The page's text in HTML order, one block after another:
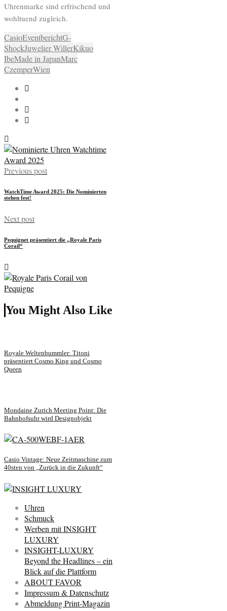
Uhrenmarke sind erfrischend und
wohltuend zugleich.
CasioEventberichtG-
ShockJuwelier WillerKikuo
IbeMade in JapanMarc
CzemperWien
Previous post
WatchTime Award 2025: Die Nominierten
stehen fest!
Next post
Pequignet präsentiert die „Royale Paris
Corail“
You Might Also Like
Royale Weltenbummler: Titoni
präsentiert Cosmo King und Cosmo
Queen
Mondaine Zurich Meeting Point: Die
Bahnhofsuhr wird Designobjekt
Casio Vintage: Neue Zeitmaschine zum
40sten von „Zurück in die Zukunft“
Uhren
Schmuck
Werben mit INSIGHT
LUXURY
INSIGHT-LUXURY
Beyond the Headlines – ein
Blick auf die Plattform
ABOUT FAVOR
Impressum & Datenschutz
Abmeldung Print-Magazin